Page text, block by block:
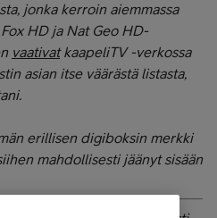
jonka kerroin aiemmassa
HD ja Nat Geo HD-
vaativatkaapeliTV -verkossa
asian itse väärästä listasta,
erillisen digiboksin merkki
mahdollisesti jäänyt sisään